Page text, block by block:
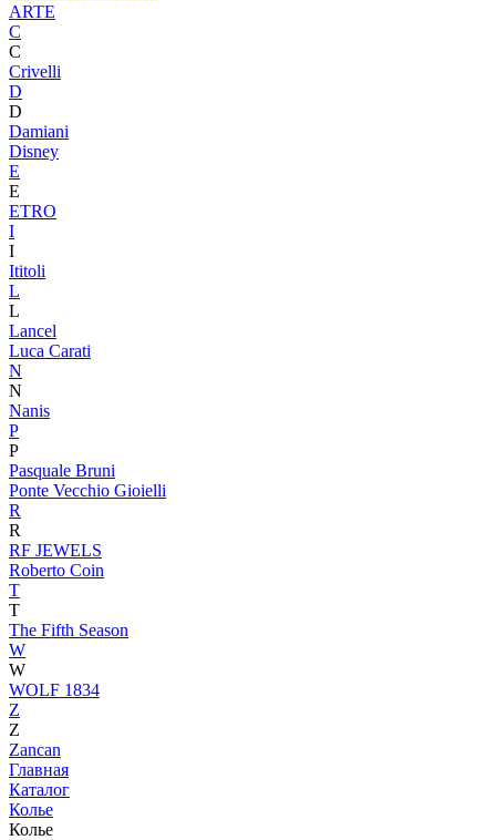
ARTE
C
C
Crivelli
D
D
Damiani
Disney
E
E
ETRO
I
I
Ititoli
L
L
Lancel
Luca Carati
N
N
Nanis
P
P
Pasquale Bruni
Ponte Vecchio Gioielli
R
R
RF JEWELS
Roberto Coin
T
T
The Fifth Season
W
W
WOLF 1834
Z
Z
Zancan
Главная
Каталог
Колье
Колье